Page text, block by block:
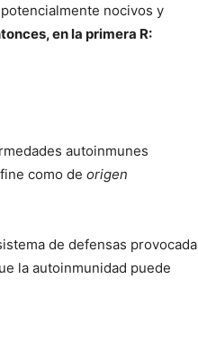
nocivos y
en la primera R:
autoinmunes
como de origen
de defensas provocada
la autoinmunidad puede